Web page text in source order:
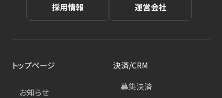
採用情報 運営会社
トップページ
お知らせ
決済/CRM
募集決済